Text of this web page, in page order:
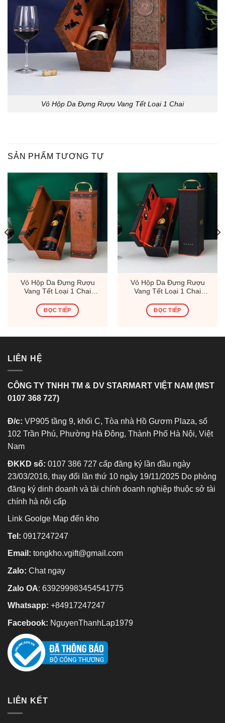
Vỏ Hộp Da Đựng Rượu Vang Tết Loại 1 Chai
SẢN PHẨM TƯƠNG TỰ
Vỏ Hộp Da Đựng Rượu
Vang Tết Loại 1 Chai
ĐỌC TIẾP
Vỏ Hộp Da Đựng Rượu
Vang Tết Loại 1 Chai
ĐỌC TIẾP
LIÊN HỆ
CÔNG TY TNHH TM & DV STARMART VIỆT NAM (MST
0107 368 727)
Đ/c: VP905 tầng 9, khối C, Tòa nhà Hồ Gươm Plaza, số
102 Trần Phú, Phường Hà Đông, Thành Phố Hà Nội, Việt
Nam
ĐKKD số: 0107 386 727 cấp đăng ký lần đầu ngày
23/03/2016, thay đổi lần thứ 10 ngày 19/11/2025 Do phòng
đăng ký dinh doanh và tài chính doanh nghiệp thuộc sở tài
chính hà nội cấp
Link Goolge Map đến kho
Tel: 0917247247
Email: tongkho.vgift@gmail.com
Zalo: Chat ngay
Zalo OA: 639299983454541775
Whatsapp: +84917247247
Facebook: NguyenThanhLap1979
LIÊN KẾT